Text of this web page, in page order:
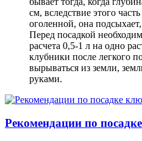
см, вследствие этого
оголенной, она
Перед посадкой
расчета 0,5-1 л на одно
клубники после легкого
вырываться из земли,
руками.
Рекомендации по